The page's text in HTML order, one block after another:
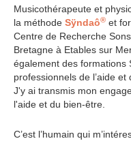
Musicothérapeute et
la méthode Sÿndaô® et
Centre de Recherche
Bretagne à Etables sur
également des formations
professionnels de l’aide
J'y ai transmis mon
l'aide et du bien-être.
C’est l’humain qui